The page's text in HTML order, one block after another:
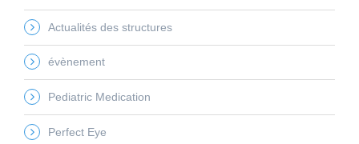
Actualités des structures
évènement
Pediatric Medication
Perfect Eye